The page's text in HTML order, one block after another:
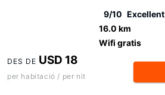
9/10 Excellent
16.0 km
Wifi gratis
DES DE USD 18
per habitació / per nit